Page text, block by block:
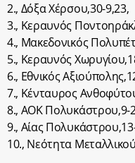
2., Δόξα Χέρσου,30-9,23,
3., Κεραυνός
4., Μακεδονικός
5., Κεραυνός
6., Εθνικός
7., Κένταυρος
8., ΑΟΚ Πολυκάστρου,9-
9., Αίας
10., Νεότητα